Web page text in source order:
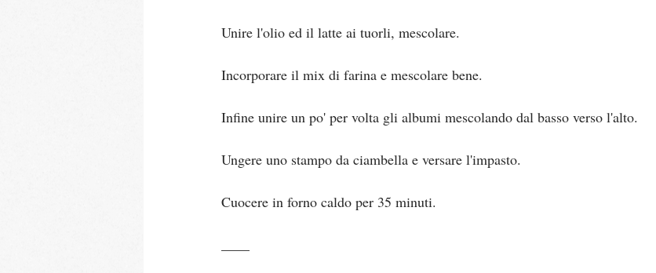
Unire l'olio ed il latte ai tuorli, mescolare.
Incorporare il mix di farina e mescolare bene.
Infine unire un po' per volta gli albumi mescolando dal basso verso l'alto.
Ungere uno stampo da ciambella e versare l'impasto.
Cuocere in forno caldo per 35 minuti.